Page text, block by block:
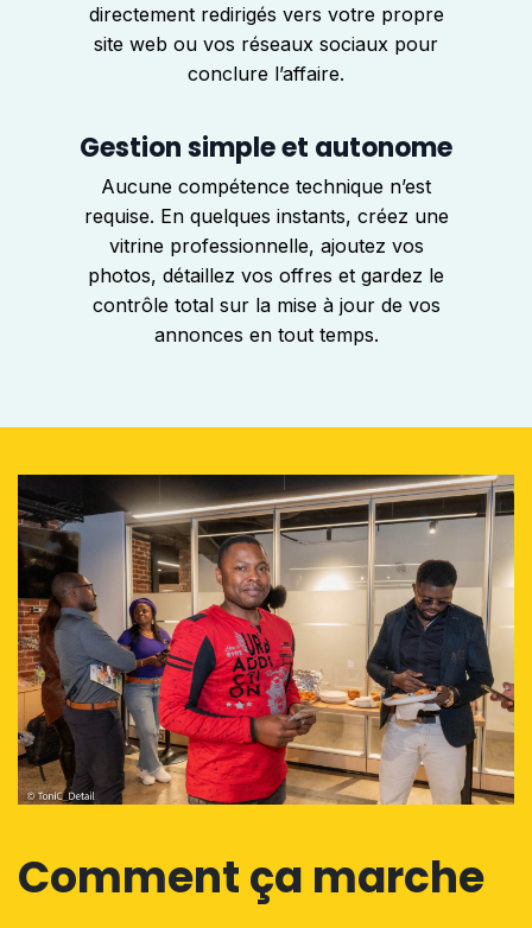
directement redirigés vers votre propre
site web ou vos réseaux sociaux pour
conclure l’affaire.
Gestion simple et autonome
Aucune compétence technique n’est
requise. En quelques instants, créez une
vitrine professionnelle, ajoutez vos
photos, détaillez vos offres et gardez le
contrôle total sur la mise à jour de vos
annonces en tout temps.
Comment ça marche